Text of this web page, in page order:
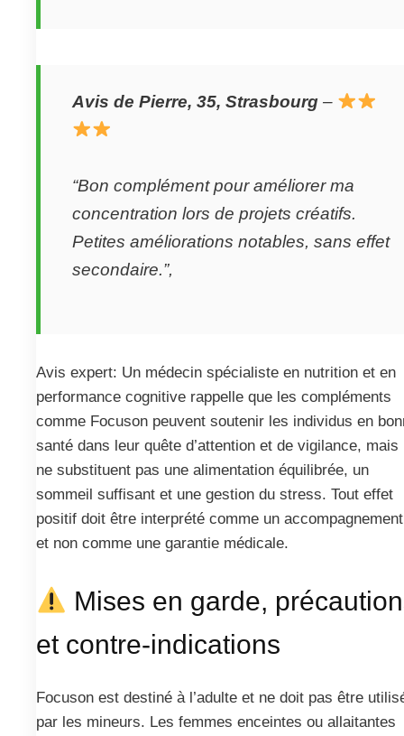
Avis de Pierre, 35, Strasbourg –
“Bon complément pour améliorer ma
concentration lors de projets créatifs.
Petites améliorations notables, sans effet
secondaire.”,
Avis expert: Un médecin spécialiste en nutrition et en
performance cognitive rappelle que les compléments
comme Focuson peuvent soutenir les individus en
santé dans leur quête d’attention et de vigilance, mais
ne substituent pas une alimentation équilibrée, un
sommeil suffisant et une gestion du stress. Tout effet
positif doit être interprété comme un
et non comme une garantie médicale.
Mises en garde,
et contre-indications
Focuson est destiné à l’adulte et ne doit pas être
par les mineurs. Les femmes enceintes ou allaitantes